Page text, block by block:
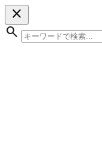
close
search